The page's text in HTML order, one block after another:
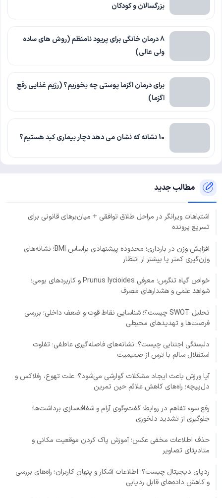
بزرگسالان و کودکان
8 درمان خانگی برای پریود نامنظم (روش های ساده
ولی عالی)
برای درمان اگزما پوستی چه بخوریم؟ (رژیم غذایی رفع
اگزما)
10 نشانه که نشان می دهد دچار بیماری کبد هستیم؟
مطالب جدید
اشتباهات ویرانگر در مراحل طلاق توافقی + میان‌برهای قانونی برای
تسریع پرونده
افزایش وزن در بارداری؛ محدوده پیشنهادی براساس BMI؛ نشانه‌های
وزن‌گیری کمتر یا بیشتر از انتظار
خواص گیاه تنگرس؛ معرفی Prunus lycioides و کاربردهای بومی؛
شواهد علمی و هشدارهای مصرف
تحلیل SWOT چیست؟؛ شناسایی نقاط قوت و ضعف داخلی؛ بررسی
فرصت‌ها و تهدیدهای محیطی
دلبستگی اجتنابی چیست؟؛ نشانه‌های فاصله‌گیری عاطفی؛ تفاوت
استقلال سالم با ترس از صمیمیت
آیا ورزش باعث ایجاد مشکلات گوارشی می‌شود؟؛ علت تهوع، رفلاکس و
دل‌پیچه؛ راه‌های کاهش علائم حین تمرین
رفع سوء تفاهم در روابط؛ گفت‌وگوی آرام و شفاف‌سازی برداشت‌ها؛
جلوگیری از تشدید دلخوری
حذف اطلاعات مخفی عکس؛ آموزش پاک کردن موقعیت مکانی و
متادیتای تصاویر
ردپای دیجیتال چیست؟؛ اطلاعات آشکار و پنهان کاربران؛ راه‌های بررسی
و کاهش داده‌های قابل ردیابی